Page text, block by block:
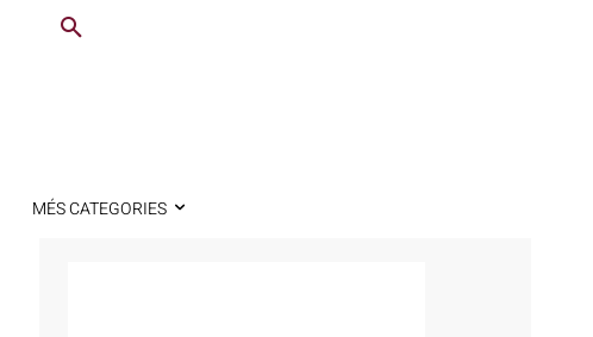
MÉS CATEGORIES